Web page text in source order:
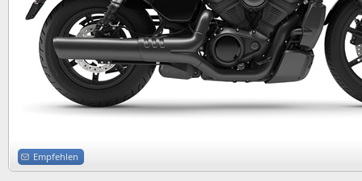
Empfehlen